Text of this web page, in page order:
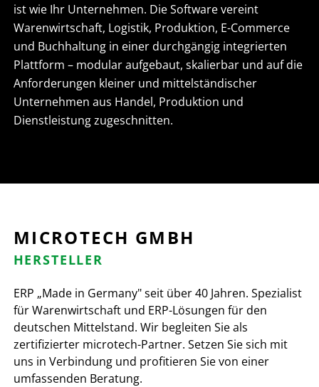
ist wie Ihr Unternehmen. Die Software vereint
Warenwirtschaft, Logistik, Produktion, E-Commerce
und Buchhaltung in einer durchgängig integrierten
Plattform – modular aufgebaut, skalierbar und auf die
Anforderungen kleiner und mittelständischer
Unternehmen aus Handel, Produktion und
Dienstleistung zugeschnitten.
MICROTECH GMBH
HERSTELLER
ERP „Made in Germany" seit über 40 Jahren. Spezialist
für Warenwirtschaft und ERP-Lösungen für den
deutschen Mittelstand. Wir begleiten Sie als
zertifizierter microtech-Partner. Setzen Sie sich mit
uns in Verbindung und profitieren Sie von einer
umfassenden Beratung.